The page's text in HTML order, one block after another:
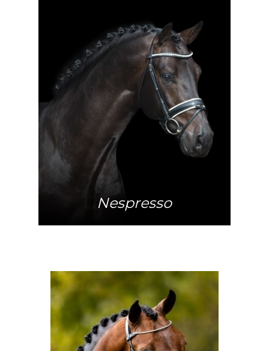
Mehr Info
Nespresso